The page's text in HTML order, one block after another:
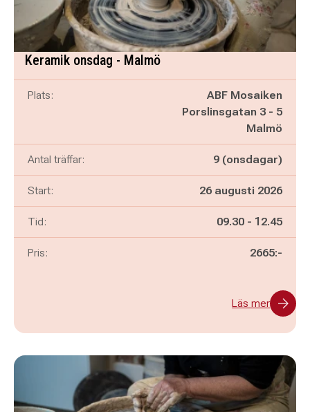
Keramik onsdag - Malmö
Plats:
ABF Mosaiken
Porslinsgatan 3 - 5
Malmö
Antal träffar: 9 (onsdagar)
Start: 26 augusti 2026
Tid: Pågår mellan
09.30 - och
12.45
Pris: 2665:-
Läs mer